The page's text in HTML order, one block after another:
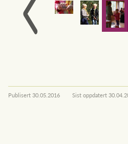
Publisert30.05.2016 Sist oppdatert